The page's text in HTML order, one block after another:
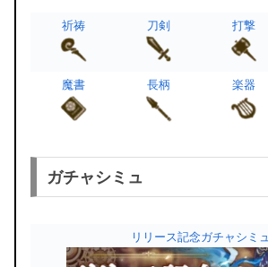
祈祷 刀剣 打撃
魔書 長柄 楽器
ガチャシミュ
リリース記念ガチャシミュ